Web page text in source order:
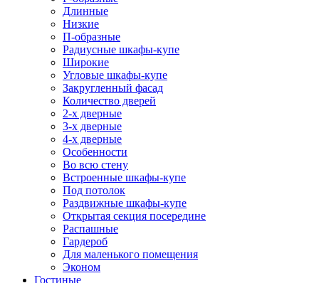
Длинные
Низкие
П-образные
Радиусные шкафы-купе
Широкие
Угловые шкафы-купе
Закругленный фасад
Количество дверей
2-х дверные
3-х дверные
4-х дверные
Особенности
Во всю стену
Встроенные шкафы-купе
Под потолок
Раздвижные шкафы-купе
Открытая секция посередине
Распашные
Гардероб
Для маленького помещения
Эконом
Гостиные